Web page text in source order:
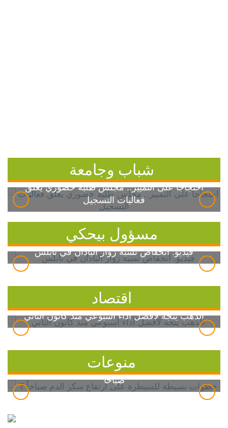
شباب وجامعة
احتجاجاً على التمييز.. مجلس طلبة خضوري يعلق
فعاليات التسجيل
مسؤول بيحكي
فيديو: انخفاض نسبة زوار الباذان في نابلس
اقتصاد
الذهب يتجه لأفضل أداء أسبوعي منذ كانون الثاني
منوعات
7 خطوات بسيطة للسيطرة على ارتفاع سكر الدم
صباحاً